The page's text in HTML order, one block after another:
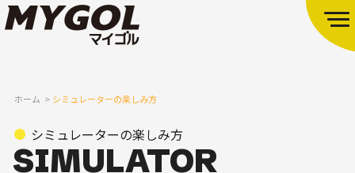
ホーム シミュレーターの楽しみ方
シミュレーターの楽しみ方